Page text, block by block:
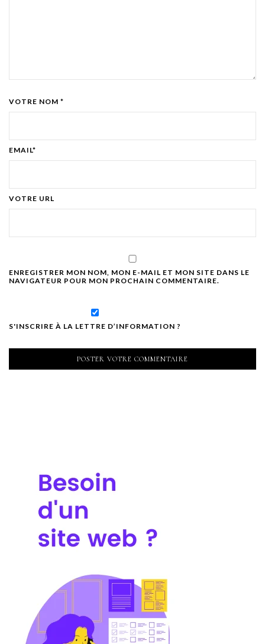
VOTRE NOM *
EMAIL*
VOTRE URL
ENREGISTRER MON NOM, MON E-MAIL ET MON SITE DANS LE
NAVIGATEUR POUR MON PROCHAIN COMMENTAIRE.
S'INSCRIRE À LA LETTRE D’INFORMATION ?